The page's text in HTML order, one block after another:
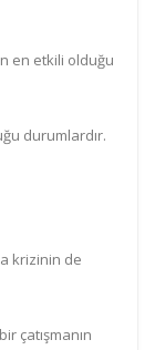
en etkili olduğu
durumlardır.
krizinin de
çatışmanın